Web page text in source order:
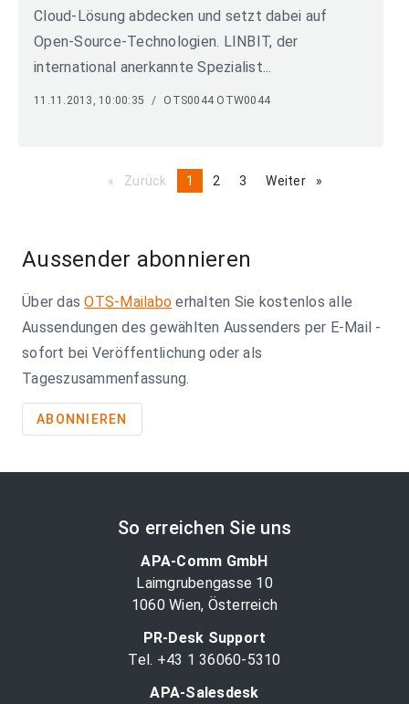
Cloud-Lösung abdecken und setzt dabei auf
Open-Source-Technologien. LINBIT, der
international anerkannte Spezialist...
11.11.2013, 10:00:35 / OTS0044 OTW0044
Zurück pageYou're
1 page
2 page
3 Weiter page
Aussender abonnieren
Über dasOTS-Mailabo erhalten Sie kostenlos alle
Aussendungen des gewählten Aussenders per E-Mail -
sofort bei Veröffentlichung oder als
Tageszusammenfassung.
ABONNIEREN
So erreichen Sie uns
APA-Comm GmbH
Laimgrubengasse 10
1060 Wien, Österreich
PR-Desk Support
Tel. +43 1 36060-5310
APA-Salesdesk